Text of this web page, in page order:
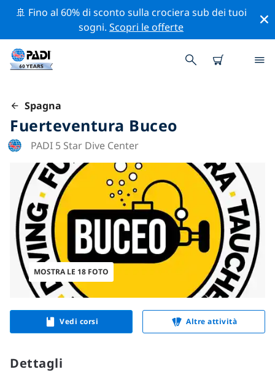
🚢 Fino al 60% di sconto sulla crociera sub dei tuoi
sogni.Scopri le offerte
Spagna
Fuerteventura Buceo
PADI 5 Star Dive Center
MOSTRA LE 18 FOTO
Vedi corsi Altre attività
Dettagli